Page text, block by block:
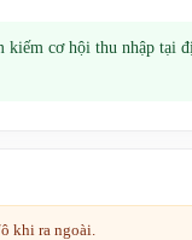
kiếm cơ hội thu nhập tại
khi ra ngoài.